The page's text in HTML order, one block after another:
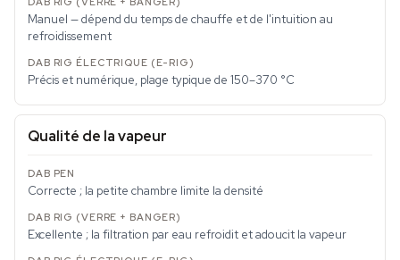
Manuel — dépend du temps de chauffe et de l'intuition au
refroidissement
Précis et numérique, plage typique de 150–370 °C
Qualité de la vapeur
Correcte ; la petite chambre limite la densité
Excellente ; la filtration par eau refroidit et adoucit la vapeur